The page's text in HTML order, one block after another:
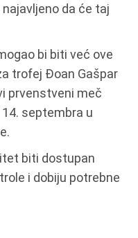
da će taj
bi biti već ove
trofej Đoan Gašpar
prvenstveni meč
septembra u
biti dostupan
i dobiju potrebne